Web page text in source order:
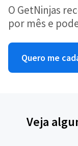
O GetNinjas
por mês e
Quero me
Veja